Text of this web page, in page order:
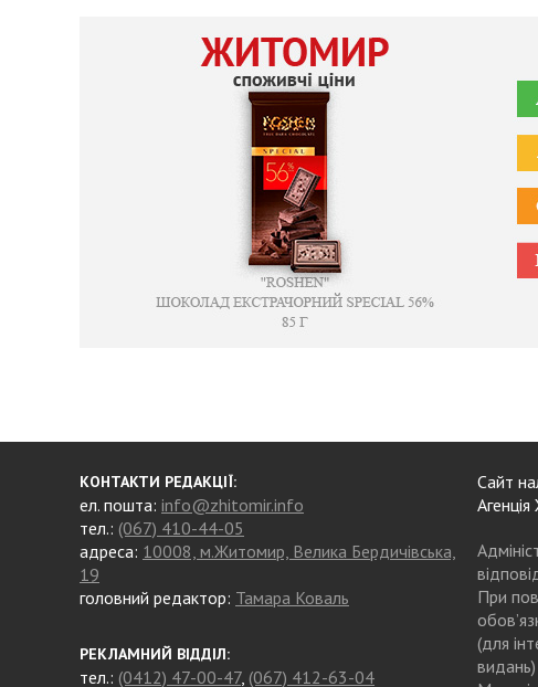
КОНТАКТИ РЕДАКЦІЇ:
ел. пошта: info@zhitomir.info
тел.: (067) 410-44-05
адреса: 10008, м.Житомир, Велика Бердичівська,
19
головний редактор: Тамара Коваль
РЕКЛАМНИЙ ВІДДІЛ:
тел.: (0412) 47-00-47, (067) 412-63-04
Сайт
При
(для
видань)